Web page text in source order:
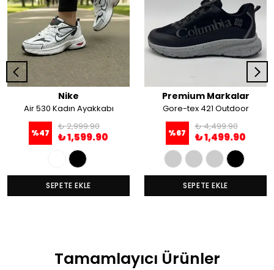
Nike
Air 530 Kadın Ayakkabı
%47
₺ 2,999.90
₺ 1,599.90
SEPETE EKLE
Premium Markalar
Gore-tex 421 Outdoor
%67
₺ 4,499.90
₺ 1,499.90
SEPETE EKLE
Tamamlayıcı Ürünler